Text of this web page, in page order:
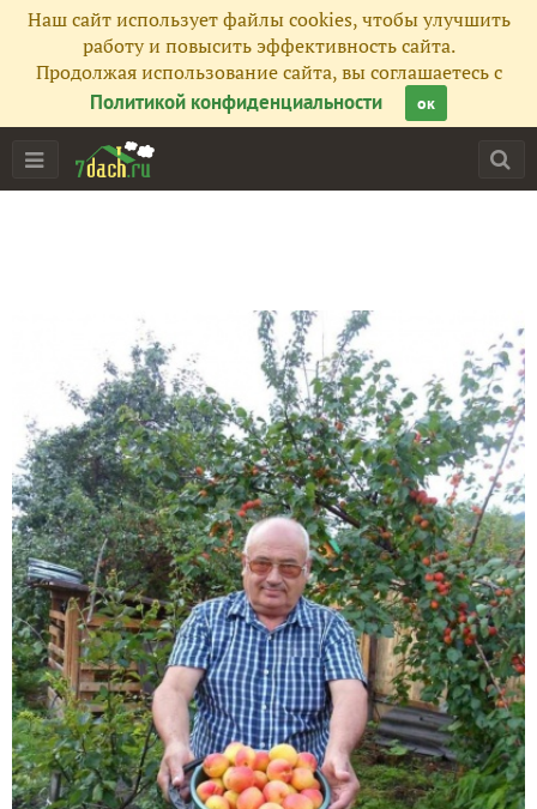
Наш сайт использует файлы cookies, чтобы улучшить
работу и повысить эффективность сайта.
Продолжая использование сайта, вы соглашаетесь с
Политикой конфиденциальности
ок
Подписчики 17
Все публикации 13
Фото 5
Сейчас обсуждают
Деревья - богатство для будущих поколений
Абрикос Королевский. История. Выращивание.